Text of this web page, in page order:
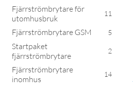
Fjärrströmbrytare för
utomhusbruk
11
Fjärrströmbrytare GSM 5
Startpaket
fjärrströmbrytare
2
Fjärrströmbrytare
inomhus
14